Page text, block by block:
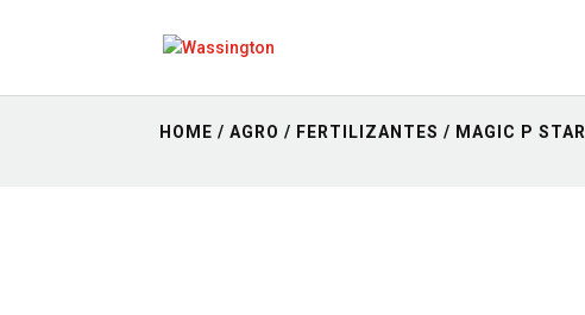
HOME /AGRO / FERTILIZANTES / MAGIC P STAR